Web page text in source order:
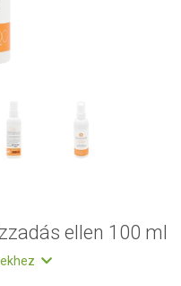
ellen 100 ml